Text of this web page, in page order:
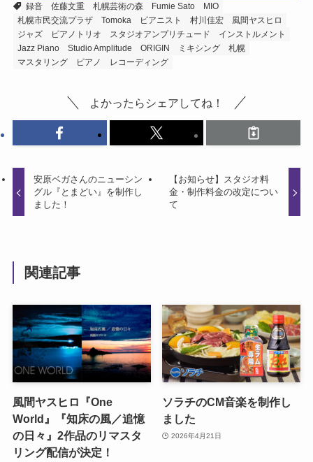
録音
佐藤文重 札幌芸術の森 Fumie Sato
MIO
札幌市民交流プラザ
Tomoka ピアニスト 村川佳宏
風間ヤスヒロ
ジャズ
ピアノトリオ スタジオアンプリチュード
インストルメント
Jazz Piano
Studio Amplitude ORIGIN ミキシング
札幌
マスタリング
ピアノ レコーディング
よかったらシェアしてね！
安原ベガさんのニューシン
グル『とまどい』を制作し
ました！
【お知らせ】スタジオ料
金・制作料金の改定につい
て
関連記事
風間ヤスヒロ『One
World』『知床の風／追憶
の日々』2作品のリマスタ
リング配信が決定！
ソラチのCM音楽を制作し
ました
2026年4月21日